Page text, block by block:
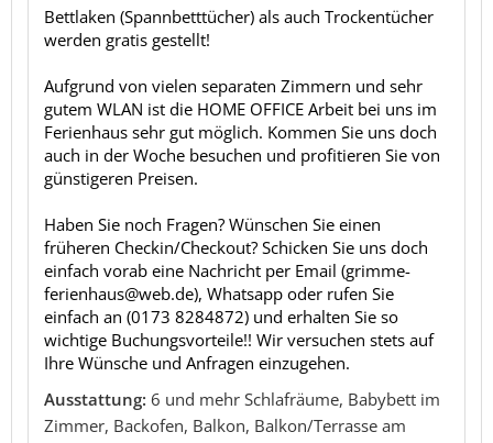
Bettlaken (Spannbetttücher) als auch Trockentücher
werden gratis gestellt!
Aufgrund von vielen separaten Zimmern und sehr
gutem WLAN ist die HOME OFFICE Arbeit bei uns im
Ferienhaus sehr gut möglich. Kommen Sie uns doch
auch in der Woche besuchen und profitieren Sie von
günstigeren Preisen.
Haben Sie noch Fragen? Wünschen Sie einen
früheren Checkin/Checkout? Schicken Sie uns doch
einfach vorab eine Nachricht per Email (grimme-
ferienhaus@web.de), Whatsapp oder rufen Sie
einfach an (0173 8284872) und erhalten Sie so
wichtige Buchungsvorteile!! Wir versuchen stets auf
Ihre Wünsche und Anfragen einzugehen.
Ausstattung: 6 und mehr Schlafräume, Babybett im
Zimmer, Backofen, Balkon, Balkon/Terrasse am